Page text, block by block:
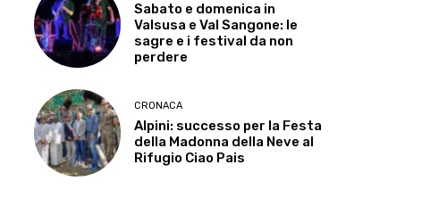
Sabato e domenica in
Valsusa e Val Sangone: le
sagre e i festival da non
perdere
CRONACA
Alpini: successo per la Festa
della Madonna della Neve al
Rifugio Ciao Pais